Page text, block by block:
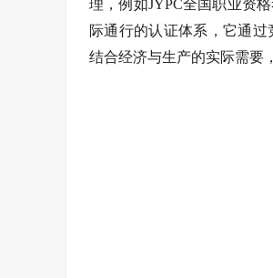
理，例如JYPC全国职业资
际通行的认证体系，它通
结合经济与生产的实际需要